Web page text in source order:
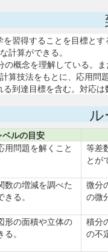
習得することを目標と
計算ができる。
概念を理解している。
算技法をもとに、応用
到達目標を含む。対応
ルの目安
用問題を解くこと
等差
とが
数の増減を調べた
る。
微分
の微
形の面積や立体の
。
積分
の不